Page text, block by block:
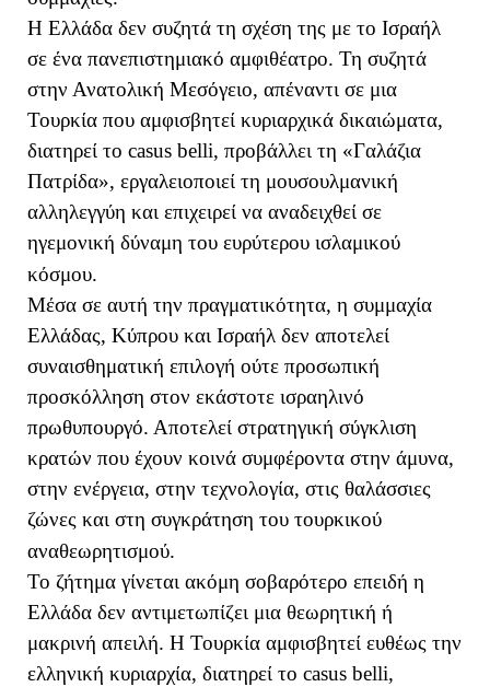
Η Ελλάδα δεν συζητά τη σχέση της με το Ισραήλ
σε ένα πανεπιστημιακό αμφιθέατρο. Τη συζητά
στην Ανατολική Μεσόγειο, απέναντι σε μια
Τουρκία που αμφισβητεί κυριαρχικά δικαιώματα,
διατηρεί το casus belli, προβάλλει τη «Γαλάζια
Πατρίδα», εργαλειοποιεί τη μουσουλμανική
αλληλεγγύη και επιχειρεί να αναδειχθεί σε
ηγεμονική δύναμη του ευρύτερου ισλαμικού
κόσμου.
Μέσα σε αυτή την πραγματικότητα, η συμμαχία
Ελλάδας, Κύπρου και Ισραήλ δεν αποτελεί
συναισθηματική επιλογή ούτε προσωπική
προσκόλληση στον εκάστοτε ισραηλινό
πρωθυπουργό. Αποτελεί στρατηγική σύγκλιση
κρατών που έχουν κοινά συμφέροντα στην άμυνα,
στην ενέργεια, στην τεχνολογία, στις θαλάσσιες
ζώνες και στη συγκράτηση του τουρκικού
αναθεωρητισμού.
Το ζήτημα γίνεται ακόμη σοβαρότερο επειδή η
Ελλάδα δεν αντιμετωπίζει μια θεωρητική ή
μακρινή απειλή. Η Τουρκία αμφισβητεί ευθέως την
ελληνική κυριαρχία, διατηρεί το casus belli,